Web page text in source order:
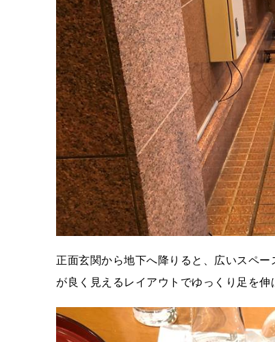
正面玄関から地下へ降りると、広いスペ
が良く見えるレイアウトでゆっくり足を伸